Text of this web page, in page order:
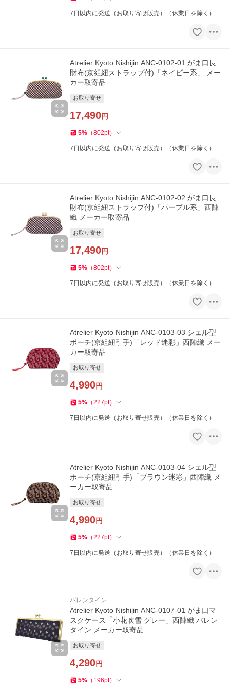
7日以内に発送（お取り寄せ販売）（休業日を除く）
Atrelier Kyoto Nishijin ANC-0102-01 がま口長
財布(京組紐ストラップ付)「ネイビー系」 メー
カー取寄品
お取り寄せ
17,490円
5% （802pt）
7日以内に発送（お取り寄せ販売）（休業日を除く）
Atrelier Kyoto Nishijin ANC-0102-02 がま口長
財布(京組紐ストラップ付)「パープル系」西陣
織 メーカー取寄品
お取り寄せ
17,490円
5% （802pt）
7日以内に発送（お取り寄せ販売）（休業日を除く）
Atrelier Kyoto Nishijin ANC-0103-03 シェル型
ポーチ(京組紐引手)「レッド迷彩」西陣織 メー
カー取寄品
お取り寄せ
4,990円
5% （227pt）
7日以内に発送（お取り寄せ販売）（休業日を除く）
Atrelier Kyoto Nishijin ANC-0103-04 シェル型
ポーチ(京組紐引手)「ブラウン迷彩」西陣織 メ
ーカー取寄品
お取り寄せ
4,990円
5% （227pt）
7日以内に発送（お取り寄せ販売）（休業日を除く）
バレンタイン
Atrelier Kyoto Nishijin ANC-0107-01 がま口マ
スクケース「小花吹雪 グレー」西陣織 バレン
タイン メーカー取寄品
お取り寄せ
4,290円
5% （ 196pt）